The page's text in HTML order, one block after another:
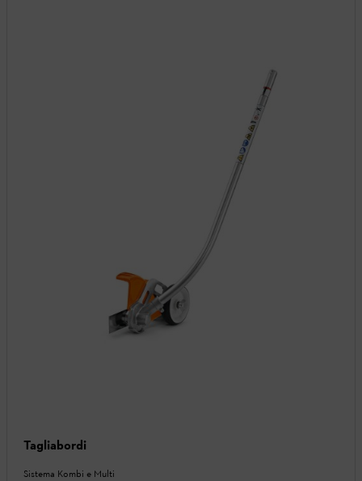
Tagliabordi
Sistema Kombi e Multi